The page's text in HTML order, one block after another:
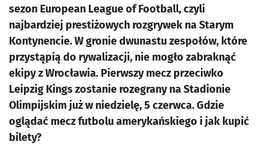
sezon European League of Football, czyli
najbardziej prestiżowych rozgrywek na Starym
Kontynencie. W gronie dwunastu zespołów, które
przystąpią do rywalizacji, nie mogło zabraknąć
ekipy z Wrocławia. Pierwszy mecz przeciwko
Leipzig Kings zostanie rozegrany na Stadionie
Olimpijskim już w niedzielę, 5 czerwca. Gdzie
oglądać mecz futbolu amerykańskiego i jak kupić
bilety?